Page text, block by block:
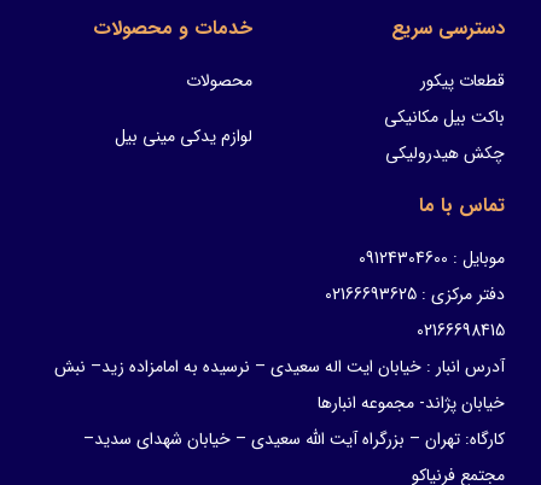
دسترسی سریع
قطعات پیکور
باکت بیل مکانیکی
چکش هیدرولیکی
خدمات و محصولات
محصولات
لوازم یدکی مینی بیل
تماس با ما
موبایل : 09124304600
دفتر مرکزی : 02166693625
02166698415
آدرس انبار : خیابان ایت اله سعیدی – نرسیده به امامزاده زید– نبش
خیابان پژاند- مجموعه انبارها
کارگاه: تهران – بزرگراه آیت الله سعیدی – خیابان شهدای سدید–
مجتمع فرنیاکو